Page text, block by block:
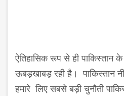
ऐतिहासिक रूप से ही
ऊबड़खाबड़ रही है। पाकिस्‍तान
हमारे लिए सबसे बड़ी चुनौती